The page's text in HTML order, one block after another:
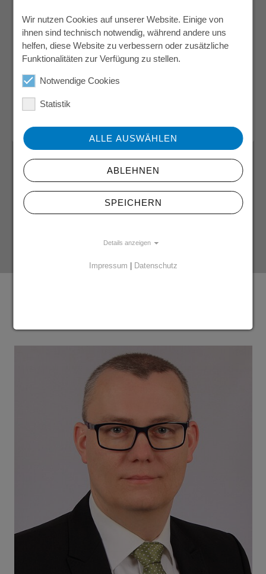
Euro/Stunde
Vollzeit
06721 Osterfeld
Lager & Logistik
05.08.2026
«Vorherige
1 2 3 4 5 6 »Nächste
Wir nutzen Cookies auf unserer Website. Einige von
ihnen sind technisch notwendig, während andere uns
helfen, diese Website zu verbessern oder zusätzliche
Funktionalitäten zur Verfügung zu stellen.
Notwendige Cookies
Statistik
ALLE AUSWÄHLEN
ABLEHNEN
SPEICHERN
Details anzeigen
Impressum | Datenschutz